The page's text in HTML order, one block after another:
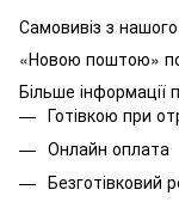
Самовивіз з
«Новою поштою»
Більше інформації
Готівкою при
Онлайн оплата
Безготівковий